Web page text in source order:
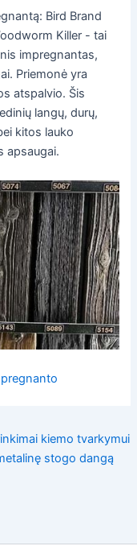
Bird Brand
Killer - tai
impregnantas,
Priemonė yra
atspalvio. Šis
langų, durų,
kitos lauko
apsaugai.
kiemo tvarkymui
stogo dangą